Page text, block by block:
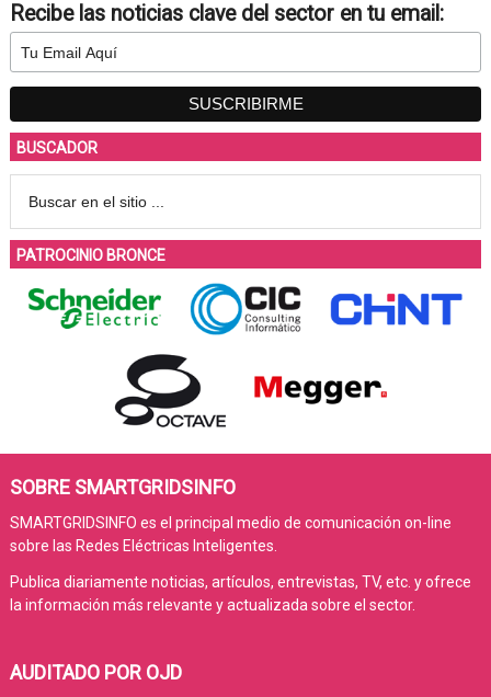
Recibe las noticias clave del sector en tu email:
BUSCADOR
PATROCINIO BRONCE
SOBRE SMARTGRIDSINFO
SMARTGRIDSINFO es el principal medio de comunicación on-line
sobre las Redes Eléctricas Inteligentes.
Publica diariamente noticias, artículos, entrevistas, TV, etc. y ofrece
la información más relevante y actualizada sobre el sector.
AUDITADO POR OJD